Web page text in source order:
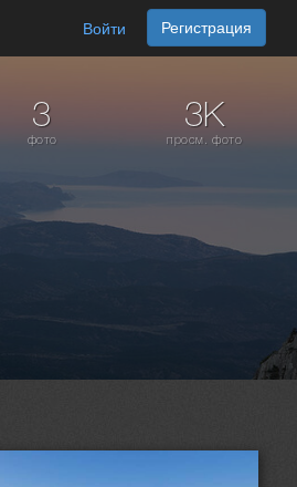
Войти Регистрация
3
фото
3K
просм. фото